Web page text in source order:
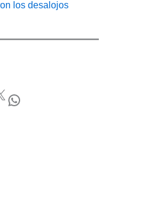
los desalojos
WhatsApp